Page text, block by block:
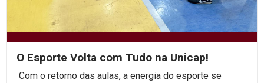
O Esporte Volta com Tudo na Unicap!
Com o retorno das aulas, a energia do esporte se